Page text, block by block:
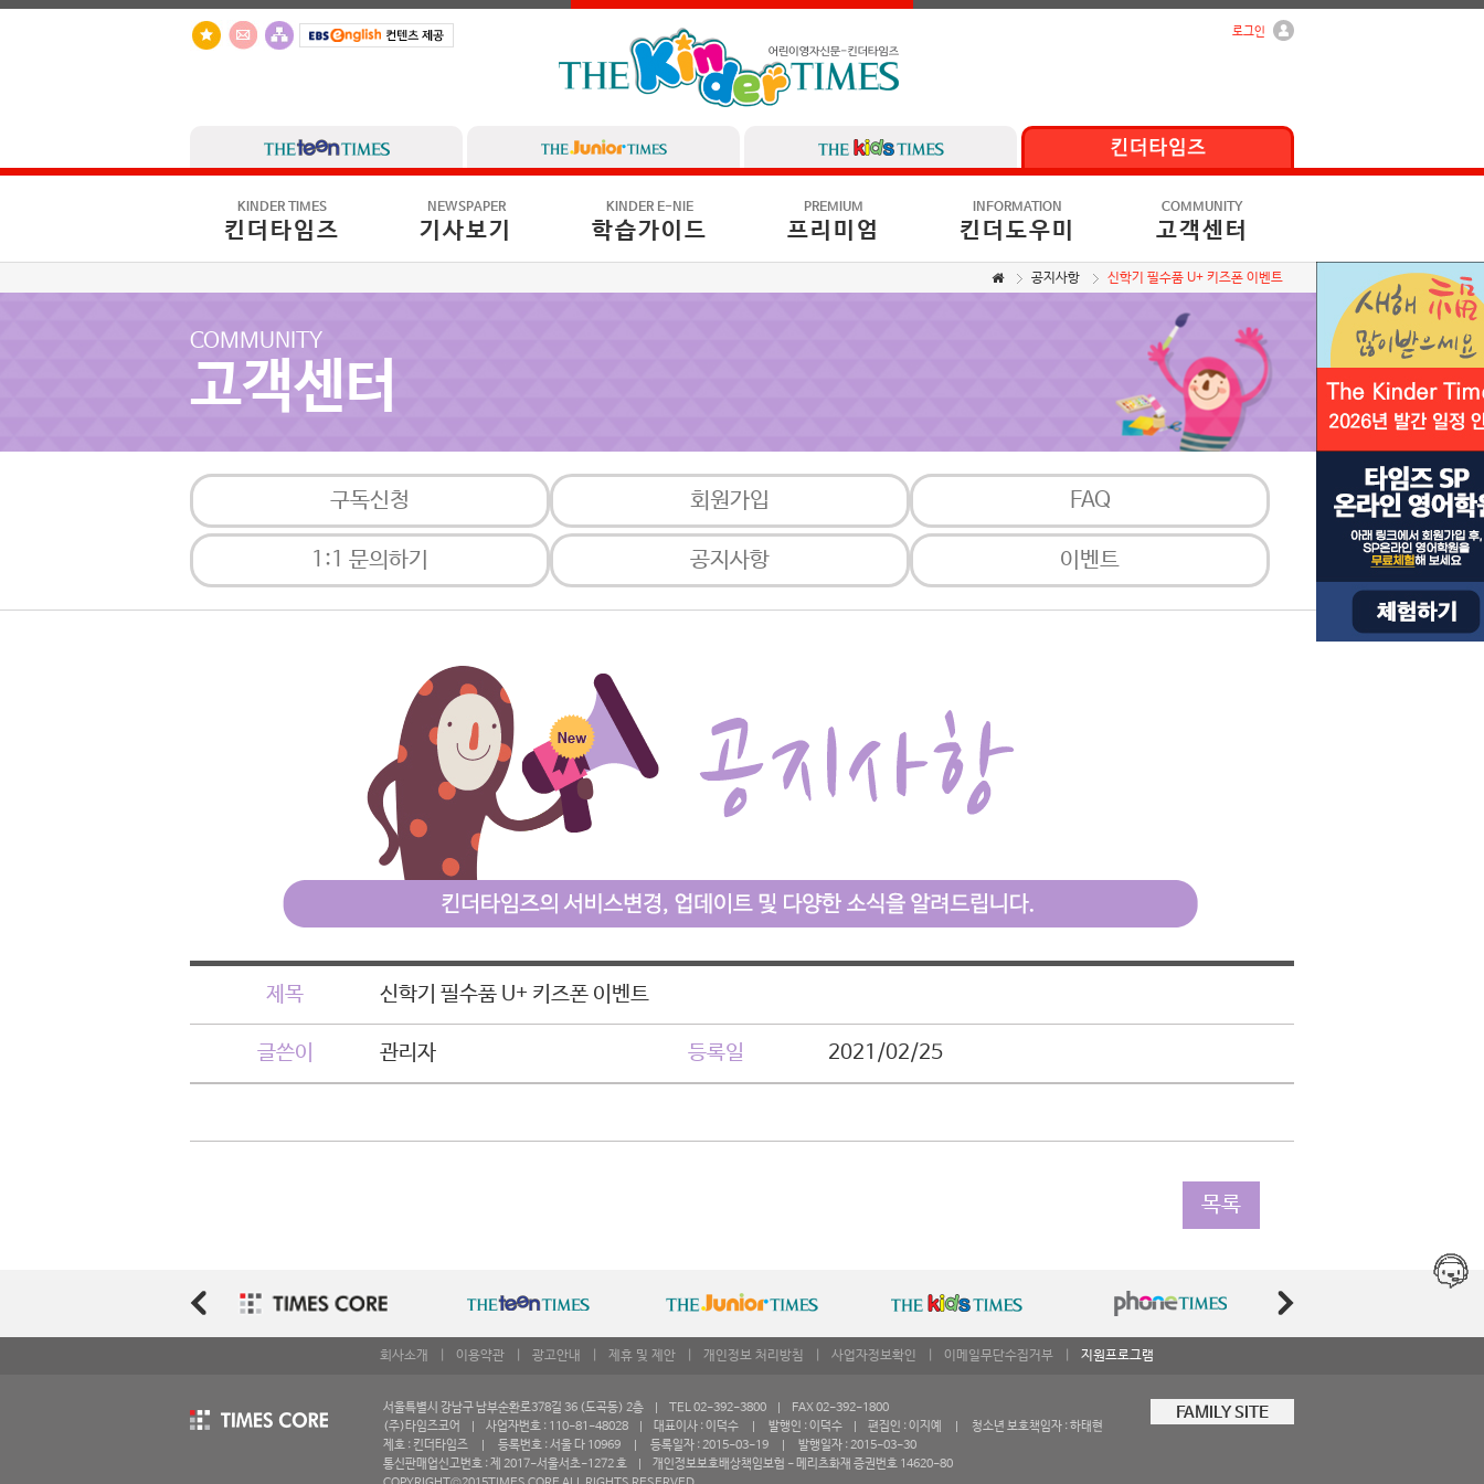
로그인
KINDER TIMES
킨더타임즈
NEWSPAPER
기사보기
KINDER E-NIE
학습가이드
PREMIUM
프리미엄
INFORMATION
킨더도우미
COMMUNITY
고객센터
신학기 필수품 U+ 키즈폰 이벤트
공지사항
COMMUNITY
고객센터
구독신청 회원가입 FAQ
1:1 문의하기 공지사항 이벤트
제목 신학기 필수품 U+ 키즈폰 이벤트
글쓴이 관리자 등록일 2021/02/25
목록
회사소개 이용약관 광고안내 제휴 및 제안 개인정보 처리방침 사업자정보확인 이메일무단수집거부 지원프로그램
서울특별시 강남구 남부순환로378길 36 (도곡동) 2층 | TEL 02-392-3800 | FAX 02-392-1800
(주)타임즈코어 | 사업자번호 : 110-81-48028 | 대표이사 : 이덕수 | 발행인 : 이덕수 | 편집인 : 이지예 | 청소년 보호책임자 : 하태현
제호 : 킨더타임즈 | 등록번호 : 서울 다 10969 | 등록일자 : 2015-03-19 | 발행일자 : 2015-03-30
통신판매업신고번호 : 제 2017-서울서초-1272 호 | 개인정보보호배상책임보험 - 메리츠화재 증권번호 14620-80
FAMILY SITE